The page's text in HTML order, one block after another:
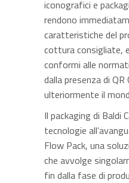
iconografici e
rendono
caratteristiche del
cottura consigliate,
conformi alle
dalla presenza di QR
ulteriormente il
Il packaging di Baldi
tecnologie
Flow Pack, una
che avvolge
fin dalla fase di